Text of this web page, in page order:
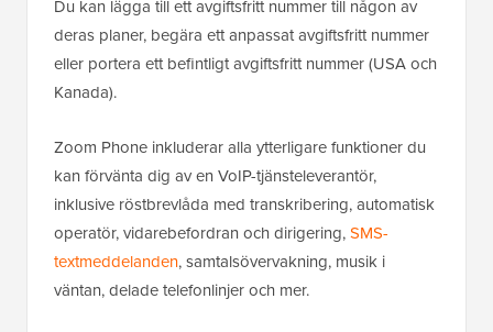
Du kan lägga till ett avgiftsfritt nummer till någon av
deras planer, begära ett anpassat avgiftsfritt nummer
eller portera ett befintligt avgiftsfritt nummer (USA och
Kanada).
Zoom Phone inkluderar alla ytterligare funktioner du
kan förvänta dig av en VoIP-tjänsteleverantör,
inklusive röstbrevlåda med transkribering, automatisk
operatör, vidarebefordran och dirigering,SMS-
textmeddelanden, samtalsövervakning, musik i
väntan, delade telefonlinjer och mer.